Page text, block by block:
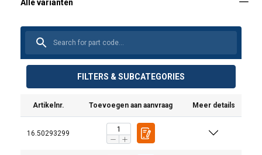
FILTERS & SUBCATEGORIES
Artikelnr. Toevoegen aan aanvraag Meer details
16.50293299